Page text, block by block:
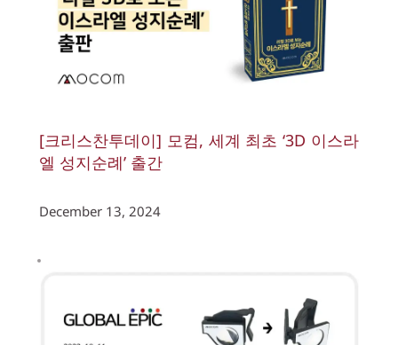
[크리스찬투데이] 모컴, 세계 최초 ‘3D 이스라
엘 성지순례’ 출간
December 13, 2024